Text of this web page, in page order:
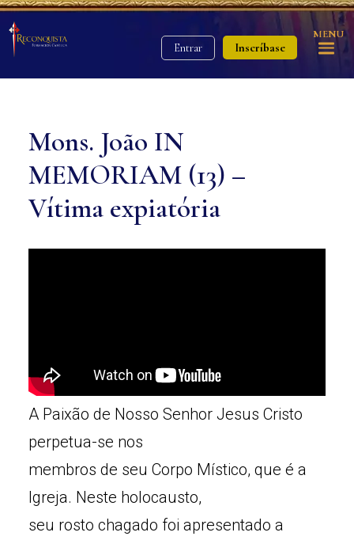
Entrar Inscríbase
MENU
Mons. João IN
MEMORIAM (13) –
Vítima expiatória
A Paixão de Nosso Senhor Jesus Cristo
perpetua-se nos
membros de seu Corpo Místico, que é a
Igreja. Neste holocausto,
seu rosto chagado foi apresentado a